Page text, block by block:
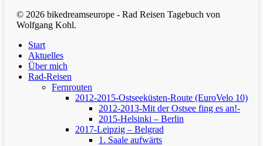
© 2026 bikedreamseurope - Rad Reisen Tagebuch von
Wolfgang Kohl.
Start
Aktuelles
Über mich
Rad-Reisen
Fernrouten
2012-2015-Ostseeküsten-Route (EuroVelo 10)
2012-2013-Mit der Ostsee fing es an!-
2015-Helsinki – Berlin
2017-Leipzig – Belgrad
1. Saale aufwärts